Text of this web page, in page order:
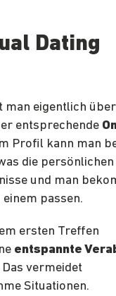
Dating
man eigentlich
entsprechende
Profil kann man
die
und man
passen.
ersten Treffen
entspannte
Das vermeidet
Situationen.